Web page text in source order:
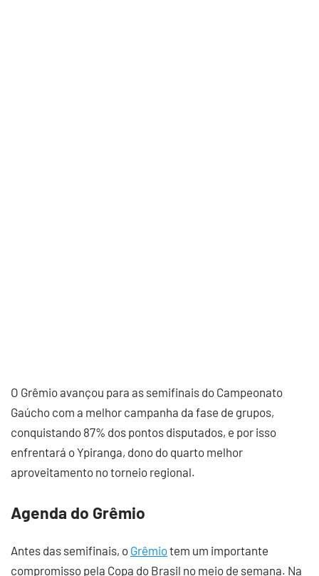
O Grêmio avançou para as semifinais do Campeonato
Gaúcho com a melhor campanha da fase de grupos,
conquistando 87% dos pontos disputados, e por isso
enfrentará o Ypiranga, dono do quarto melhor
aproveitamento no torneio regional.
Agenda do Grêmio
Antes das semifinais, o Grêmiotem um importante
compromisso pela Copa do Brasil no meio de semana. Na